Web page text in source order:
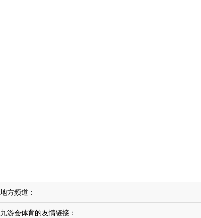
地方频道：
九游会体育的友情链接：